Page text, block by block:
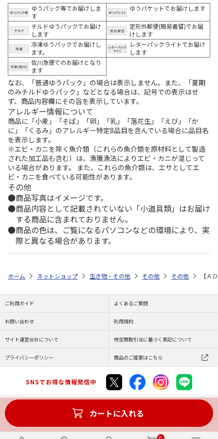
ゆうパック等でお届けしま
す
ゆうパケットでお届けします
チルドゆうパックでお届け
します
定形外郵便(簡易書留)でお届
けします
冷凍ゆうパックでお届けし
ます。
レターパックライトでお届け
します
佐川急便でのお届けとなり
ます
なお、「普通ゆうパック」の場合は表示しません。また、「夏期
のみチルドゆうパック」などとなる場合は、記号での表示はせ
ず、商品内容欄にその旨を表示しています。
アレルギー情報について
商品に「小麦」「そば」「卵」「乳」「落花生」「えび」「か
に」「くるみ」のアレルギー特定8品目を含んでいる場合に品目名
を表示します。
※エビ・カニを除く魚介類（これらの魚介類を原材料として製造
された加工品も含む）は、漁獲漁法によりエビ・カニが混じって
いる場合があります。 また、これらの魚介類は、エサとしてエ
ビ・カニを食べている可能性があります。
その他
商品写真はイメージです。
商品内容として記載されていない「小道具類」はお届け
する商品に含まれておりません。
商品の色は、ご覧になるパソコンなどの環境により、実
際と異なる場合があります。
カートに入れる
ホーム ネットショップ 生き物・その他 その他 その他 【Ａ
ご利用ガイド よくあるご質問
お問い合わせ 利用規約
サイト運営会社について 特定商取引法に基づく表記について
プライバシーポリシー 商品のご提案はこちら
SNSでお得な情報発信中